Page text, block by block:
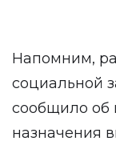
Напомним,
социальной
сообщило об
назначения